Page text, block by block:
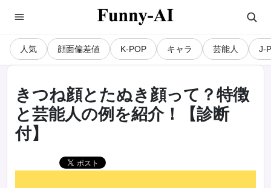
人気 顔面偏差値 K-POP キャラ 芸能人 J-
きつね顔とたぬき顔って？特徴
と芸能人の例を紹介！【診断
付】